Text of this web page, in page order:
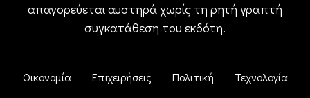
απαγορεύεται αυστηρά χωρίς τη ρητή γραπτή
συγκατάθεση του εκδότη.
Οικονομία Επιχειρήσεις Πολιτική Τεχνολογία